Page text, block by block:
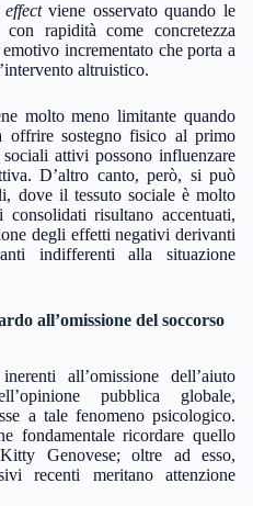
viene osservato quando le
con rapidità come concretezza
incrementato che porta a
altruistico.
molto meno limitante quando
offrire sostegno fisico al primo
attivi possono influenzare
D’altro canto, però, si può
dove il tessuto sociale è molto
risultano accentuati,
degli effetti negativi derivanti
indifferenti alla situazione
all’omissione del soccorso
all’omissione dell’aiuto
pubblica globale,
a tale fenomeno psicologico.
fondamentale ricordare quello
Genovese; oltre ad esso,
recenti meritano attenzione